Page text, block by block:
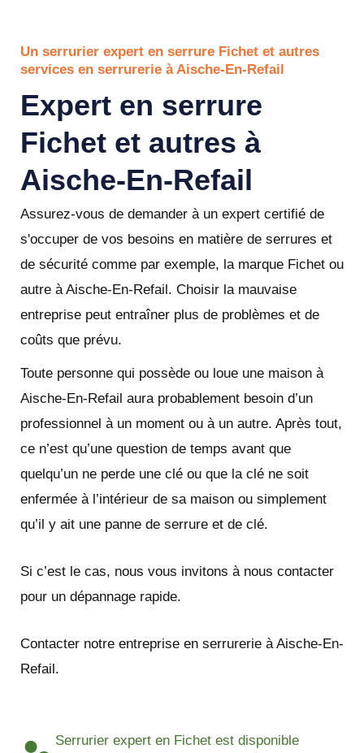
Un serrurier expert en serrure Fichet et autres
services en serrurerie à Aische-En-Refail
Expert en serrure
Fichet et autres à
Aische-En-Refail
Assurez-vous de demander à un expert certifié de
s'occuper de vos besoins en matière de serrures et
de sécurité comme par exemple, la marque Fichet ou
autre à Aische-En-Refail. Choisir la mauvaise
entreprise peut entraîner plus de problèmes et de
coûts que prévu.
Toute personne qui possède ou loue une maison à
Aische-En-Refail aura probablement besoin d’un
professionnel à un moment ou à un autre. Après tout,
ce n’est qu’une question de temps avant que
quelqu’un ne perde une clé ou que la clé ne soit
enfermée à l’intérieur de sa maison ou simplement
qu’il y ait une panne de serrure et de clé.
Si c’est le cas, nous vous invitons à nous contacter
pour un dépannage rapide.
Contacter notre entreprise en serrurerie à Aische-En-
Refail.
Serrurier expert en Fichet est disponible